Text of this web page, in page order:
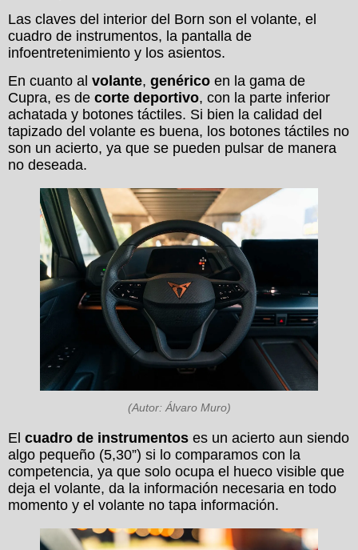
Las claves del interior del Born son el volante, el
cuadro de instrumentos, la pantalla de
infoentretenimiento y los asientos.
En cuanto al volante, genérico en la gama de
Cupra, es de corte deportivo, con la parte inferior
achatada y botones táctiles. Si bien la calidad del
tapizado del volante es buena, los botones táctiles no
son un acierto, ya que se pueden pulsar de manera
no deseada.
(Autor: Álvaro Muro)
El cuadro de instrumentos es un acierto aun siendo
algo pequeño (5,30”) si lo comparamos con la
competencia, ya que solo ocupa el hueco visible que
deja el volante, da la información necesaria en todo
momento y el volante no tapa información.